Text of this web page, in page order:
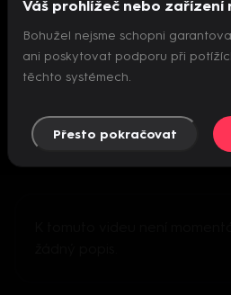
Nepodařilo se
Váš prohlížeč nebo zařízení
Bohužel nejsme schopni
ani poskytovat podporu při
těchto systémech.
Přesto pokračovat